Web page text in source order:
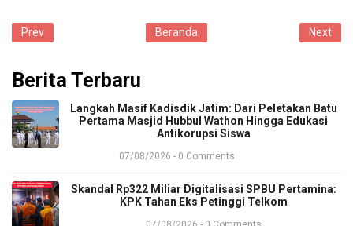
Prev Next
Beranda
Berita Terbaru
​Langkah Masif Kadisdik Jatim: Dari Peletakan Batu
Pertama Masjid Hubbul Wathon Hingga Edukasi
Antikorupsi Siswa
07/08/2026 - 0 Comments
​Skandal Rp322 Miliar Digitalisasi SPBU Pertamina:
KPK Tahan Eks Petinggi Telkom